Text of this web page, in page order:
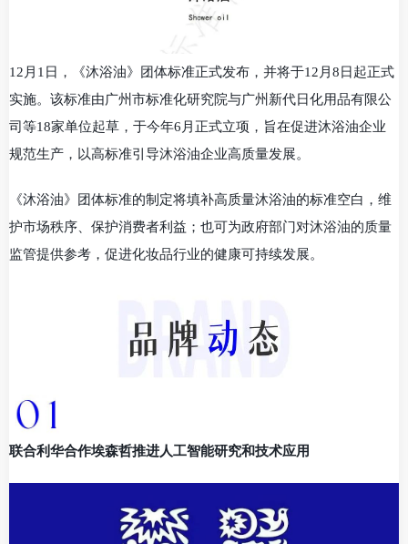
12月1日，《沐浴油》团体标准正式发布，并将于12月8日起正式
实施。该标准由广州市标准化研究院与广州新代日化用品有限公
司等18家单位起草，于今年6月正式立项，旨在促进沐浴油企业
规范生产，以高标准引导沐浴油企业高质量发展。
《沐浴油》团体标准的制定将填补高质量沐浴油的标准空白，维
护市场秩序、保护消费者利益；也可为政府部门对沐浴油的质量
监管提供参考，促进化妆品行业的健康可持续发展。
联合利华合作埃森哲推进人工智能研究和技术应用